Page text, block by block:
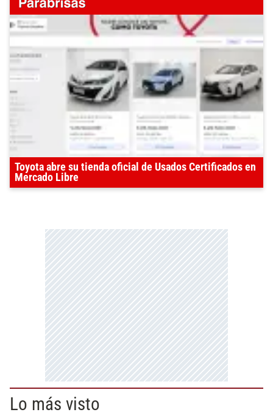
Toyota abre su tienda oficial de Usados Certificados en
Mercado Libre
Lo más visto